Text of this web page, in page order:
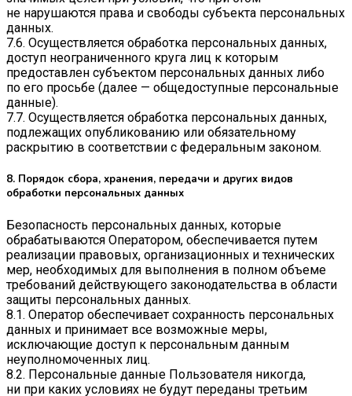
не нарушаются права и свободы субъекта персональных
данных.
7.6. Осуществляется обработка персональных данных,
доступ неограниченного круга лиц к которым
предоставлен субъектом персональных данных либо
по его просьбе (далее — общедоступные персональные
данные).
7.7. Осуществляется обработка персональных данных,
подлежащих опубликованию или обязательному
раскрытию в соответствии с федеральным законом.
8. Порядок сбора, хранения, передачи и других видов
обработки персональных данных
Безопасность персональных данных, которые
обрабатываются Оператором, обеспечивается путем
реализации правовых, организационных и технических
мер, необходимых для выполнения в полном объеме
требований действующего законодательства в области
защиты персональных данных.
8.1. Оператор обеспечивает сохранность персональных
данных и принимает все возможные меры,
исключающие доступ к персональным данным
неуполномоченных лиц.
8.2. Персональные данные Пользователя никогда,
ни при каких условиях не будут переданы третьим